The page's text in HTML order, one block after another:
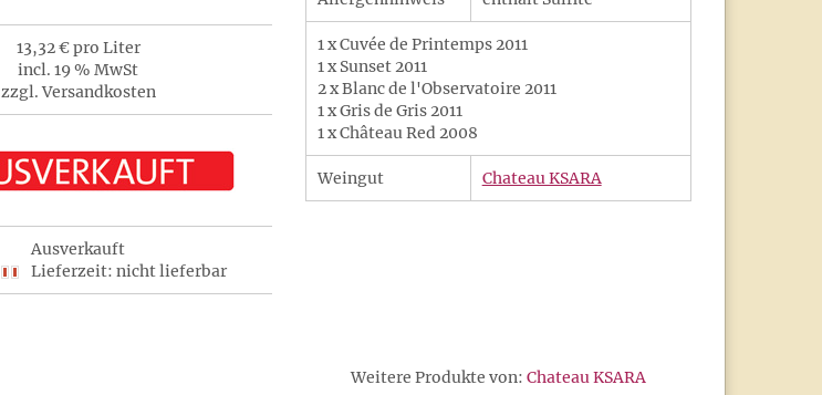
13,32 € pro Liter
incl. 19 % MwSt
zzgl. Versandkosten
Ausverkauft
Lieferzeit: nicht lieferbar
1 x Cuvée de Printemps 2011
1 x Sunset 2011
2 x Blanc de l'Observatoire 2011
1 x Gris de Gris 2011
1 x Château Red 2008
Weingut Chateau KSARA
Weitere Produkte von: Chateau KSARA